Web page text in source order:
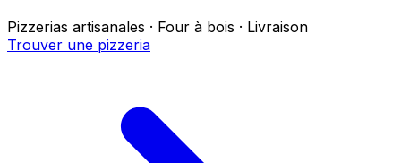
Pizzerias artisanales · Four à bois · Livraison
Trouver une pizzeria